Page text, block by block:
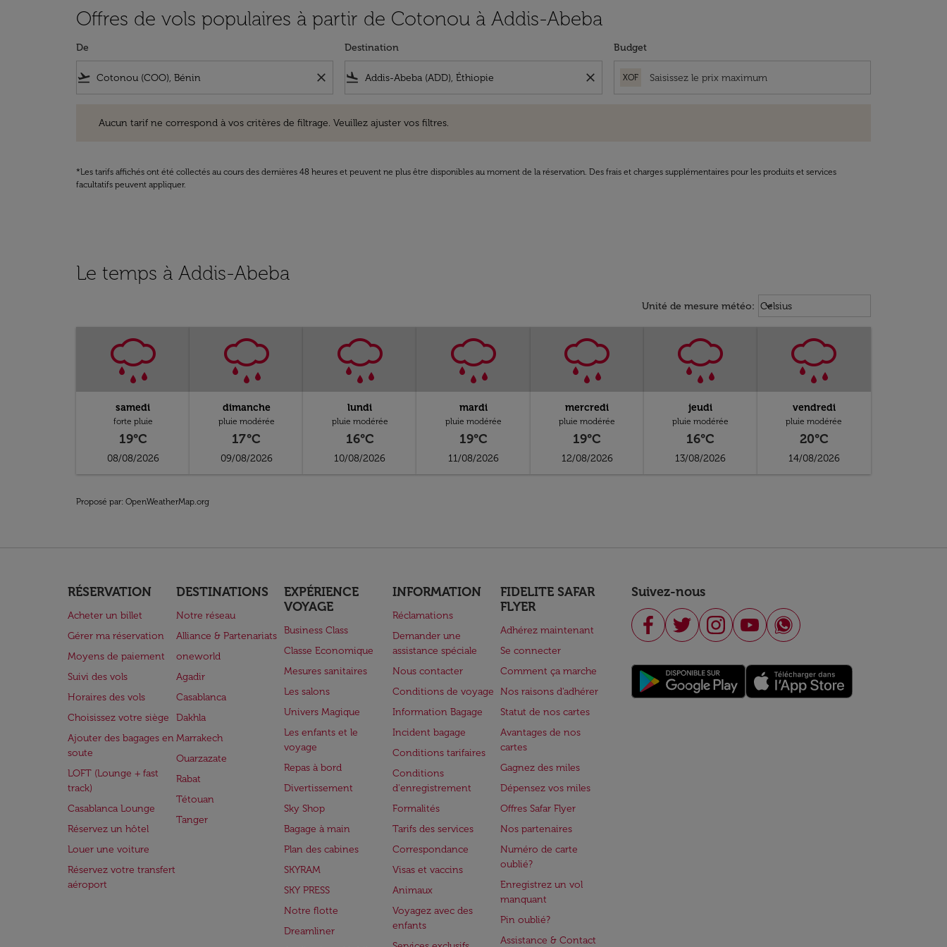
Offres de vols populaires à partir de Cotonou à Addis-Abeba
De
flight_takeoff close
Destination
flight_land close
Budget
XOF
Aucun tarif ne correspond à vos critères de filtrage. Veuillez ajuster vos filtres.
*Les tarifs affichés ont été collectés au cours des dernières 48 heures et peuvent ne plus être disponibles au moment de la réservation. Des frais et charges supplémentaires pour les produits et services
facultatifs peuvent appliquer.
Le temps à Addis-Abeba
Unité de mesure météo: Weather unit option Celsius
Celsius
keyboard_arrow_down
samedi
forte pluie
19°C
08/08/2026
dimanche
pluie modérée
17°C
09/08/2026
lundi
pluie modérée
16°C
10/08/2026
mardi
pluie modérée
19°C
11/08/2026
mercredi
pluie modérée
19°C
12/08/2026
jeudi
pluie modérée
16°C
13/08/2026
vendredi
pluie modérée
20°C
14/08/2026
Proposé par: OpenWeatherMap.org
RÉSERVATION
Acheter un billet
Gérer ma réservation
Moyens de paiement
Suivi des vols
Horaires des vols
Choisissez votre siège
Ajouter des bagages en
soute
LOFT (Lounge + fast
track)
Casablanca Lounge
Réservez un hôtel
Louer une voiture
Réservez votre transfert
aéroport
DESTINATIONS
Notre réseau
Alliance & Partenariats
oneworld
Agadir
Casablanca
Dakhla
Marrakech
Ouarzazate
Rabat
Tétouan
Tanger
EXPÉRIENCE
VOYAGE
Business Class
Classe Economique
Mesures sanitaires
Les salons
Univers Magique
Les enfants et le
voyage
Repas à bord
Divertissement
Sky Shop
Bagage à main
Plan des cabines
SKYRAM
SKY PRESS
Notre flotte
Dreamliner
INFORMATION
Réclamations
Demander une
assistance spéciale
Nous contacter
Conditions de voyage
Information Bagage
Incident bagage
Conditions tarifaires
Conditions
d'enregistrement
Formalités
Tarifs des services
Correspondance
Visas et vaccins
Animaux
Voyagez avec des
enfants
FIDELITE SAFAR
FLYER
Adhérez maintenant
Se connecter
Comment ça marche
Nos raisons d'adhérer
Statut de nos cartes
Avantages de nos
cartes
Gagnez des miles
Dépensez vos miles
Offres Safar Flyer
Nos partenaires
Numéro de carte
oublié?
Enregistrez un vol
manquant
Pin oublié?
Assistance & Contact
Suivez-nous